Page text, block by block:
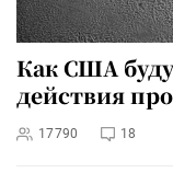
Как США
действия
17790 18